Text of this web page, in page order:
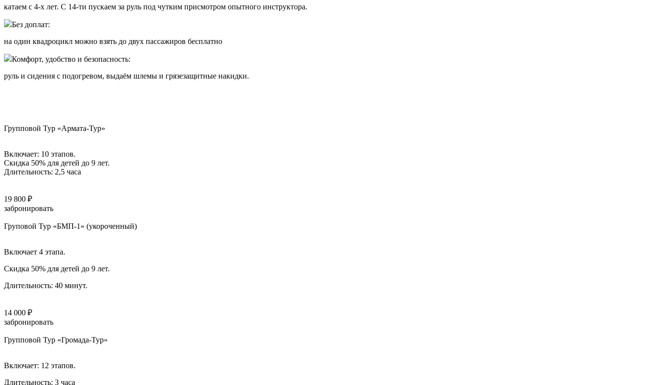
катаем с 4-х лет. С 14-ти пускаем за руль под чутким присмотром опытного инструктора.
Без доплат:
на один квадроцикл можно взять до двух пассажиров бесплатно
Комфорт, удобство и безопасность:
руль и сидения с подогревом, выдаём шлемы и грязезащитные накидки.
Групповой Тур «Армата-Тур»
Включает: 10 этапов.
Скидка 50% для детей до 9 лет.
Длительность: 2,5 часа
19 800 ₽
забронировать
Груповой Тур «БМП-1» (укороченный)
Включает 4 этапа.
Скидка 50% для детей до 9 лет.
Длительность: 40 минут.
14 000 ₽
забронировать
Групповой Тур «Громада-Тур»
Включает: 12 этапов.
Длительность: 3 часа